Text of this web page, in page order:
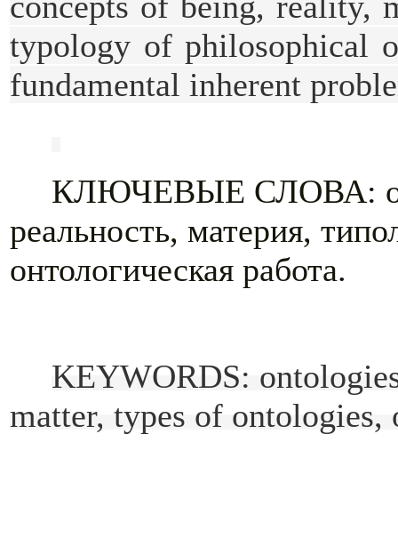
typology of philosophical
fundamental inherent
КЛЮЧЕВЫЕ СЛОВА:
реальность, материя,
онтологическая работа.
KEYWORDS:
matter, types of